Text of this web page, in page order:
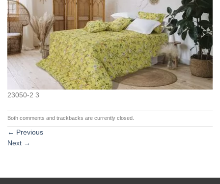
23050-2 3
Both comments and trackbacks are currently closed.
← Previous
Next →